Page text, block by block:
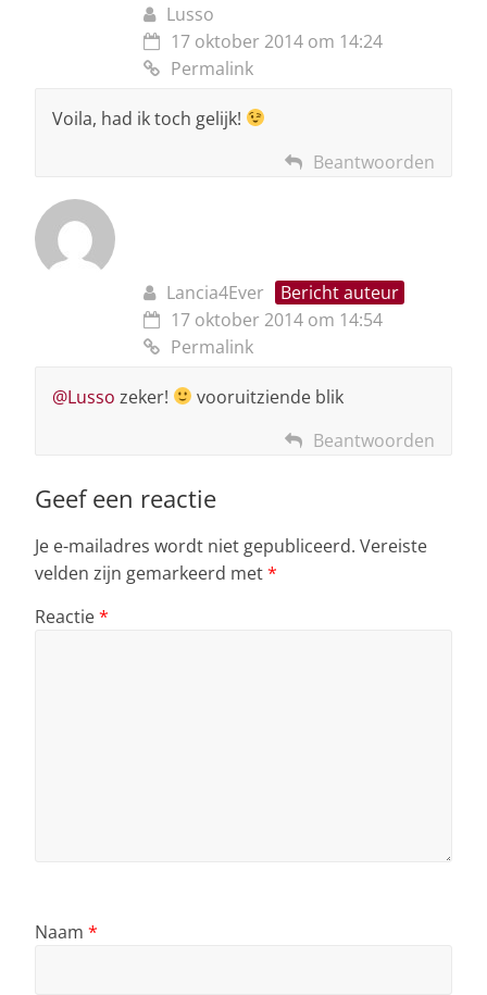
Lusso
17 oktober 2014 om 14:24
Permalink
Voila, had ik toch gelijk!
Beantwoorden
Lancia4Ever
Bericht auteur
17 oktober 2014 om 14:54
Permalink
@Lusso zeker!
vooruitziende blik
Beantwoorden
Geef een reactie
Je e-mailadres wordt niet gepubliceerd. Vereiste
velden zijn gemarkeerd met*
Reactie*
Naam *